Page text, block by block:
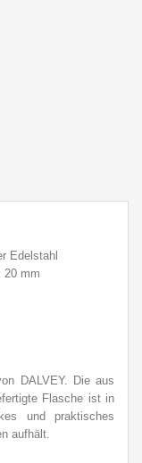
Edelstahl
20 mm
DALVEY. Die aus
Flasche ist in
und praktisches
aufhält.